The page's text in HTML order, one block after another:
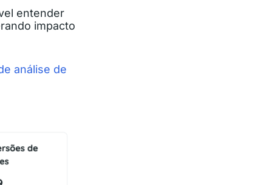
entender
impacto
análise de